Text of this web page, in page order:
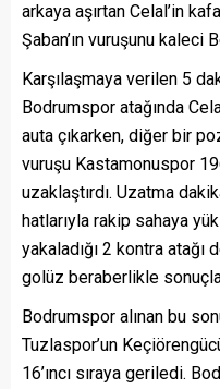
arkaya aşırtan Celal’in
Şaban’ın vuruşunu kaleci
Karşılaşmaya verilen 5
Bodrumspor atağında
auta çıkarken, diğer bir
vuruşu Kastamonuspor
uzaklaştırdı. Uzatma
hatlarıyla rakip sahaya
yakaladığı 2 kontra
golüz beraberlikle
Bodrumspor alınan bu
Tuzlaspor’un
16’ıncı sıraya geriledi.